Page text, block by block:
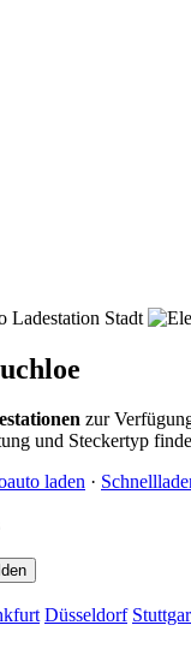
zur
und Steckertyp
laden ·
Düsseldorf